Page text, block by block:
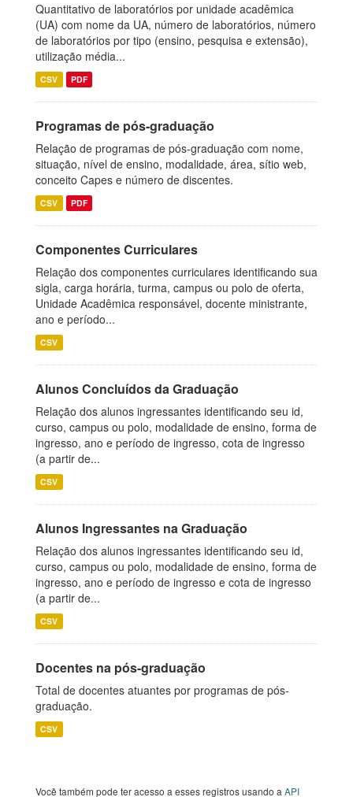
Quantitativo de laboratórios por unidade acadêmica
(UA) com nome da UA, número de laboratórios, número
de laboratórios por tipo (ensino, pesquisa e extensão),
utilização média...
CSV PDF
Programas de pós-graduação
Relação de programas de pós-graduação com nome,
situação, nível de ensino, modalidade, área, sítio web,
conceito Capes e número de discentes.
CSV PDF
Componentes Curriculares
Relação dos componentes curriculares identificando sua
sigla, carga horária, turma, campus ou polo de oferta,
Unidade Acadêmica responsável, docente ministrante,
ano e período...
CSV
Alunos Concluídos da Graduação
Relação dos alunos ingressantes identificando seu id,
curso, campus ou polo, modalidade de ensino, forma de
ingresso, ano e período de ingresso, cota de ingresso
(a partir de...
CSV
Alunos Ingressantes na Graduação
Relação dos alunos ingressantes identificando seu id,
curso, campus ou polo, modalidade de ensino, forma de
ingresso, ano e período de ingresso e cota de ingresso
(a partir de...
CSV
Docentes na pós-graduação
Total de docentes atuantes por programas de pós-
graduação.
CSV
Você também pode ter acesso a esses registros usando a API